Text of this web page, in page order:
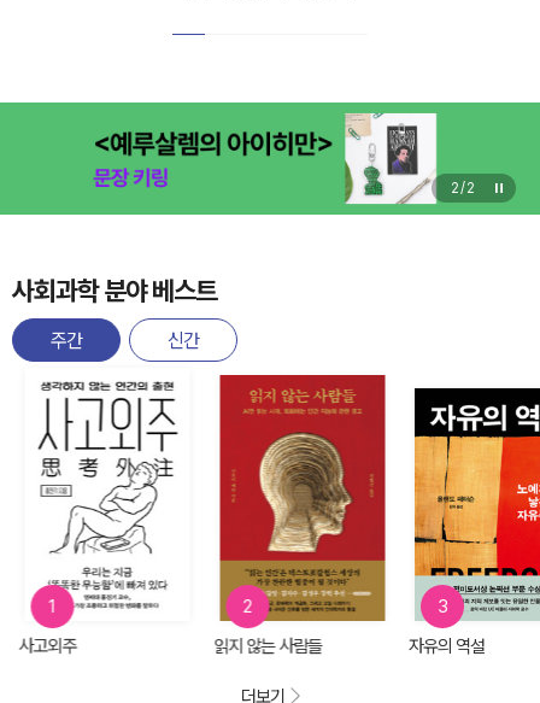
2/2
사회과학 분야 베스트
주간 신간
1
사고외주
2
읽지 않는 사람들
3
자유의 역설
더보기